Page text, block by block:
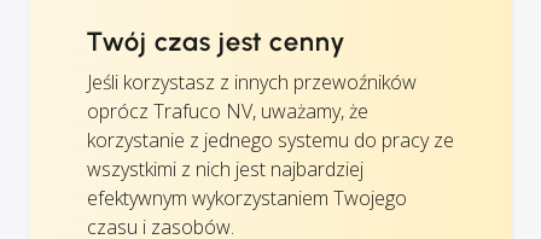
Twój czas jest cenny
Jeśli korzystasz z innych przewoźników
oprócz Trafuco NV, uważamy, że
korzystanie z jednego systemu do pracy ze
wszystkimi z nich jest najbardziej
efektywnym wykorzystaniem Twojego
czasu i zasobów.